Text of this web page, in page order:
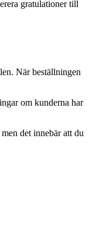
gratulationer till
När beställningen
om kunderna har
det innebär att du